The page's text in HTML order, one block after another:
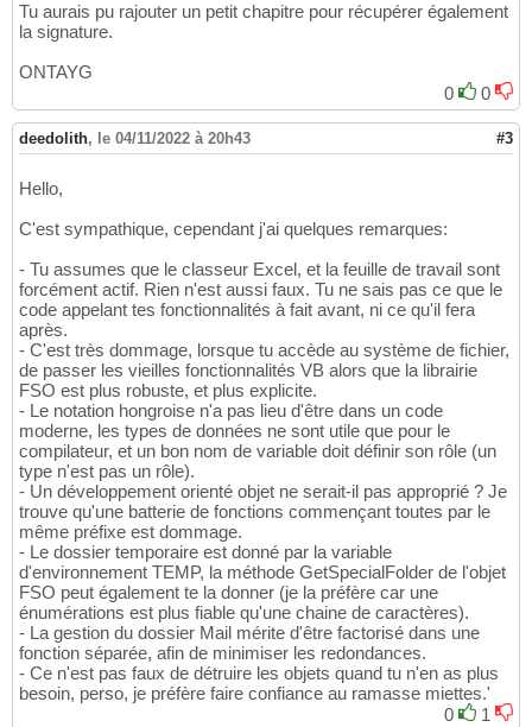
Tu aurais pu rajouter un petit chapitre pour récupérer également
la signature.
ONTAYG
0
0
deedolith, le 04/11/2022 à 20h43 #3
Hello,
C'est sympathique, cependant j'ai quelques remarques:
- Tu assumes que le classeur Excel, et la feuille de travail sont
forcément actif. Rien n'est aussi faux. Tu ne sais pas ce que le
code appelant tes fonctionnalités à fait avant, ni ce qu'il fera
après.
- C'est très dommage, lorsque tu accède au système de fichier,
de passer les vieilles fonctionnalités VB alors que la librairie
FSO est plus robuste, et plus explicite.
- Le notation hongroise n'a pas lieu d'être dans un code
moderne, les types de données ne sont utile que pour le
compilateur, et un bon nom de variable doit définir son rôle (un
type n'est pas un rôle).
- Un développement orienté objet ne serait-il pas approprié ? Je
trouve qu'une batterie de fonctions commençant toutes par le
même préfixe est dommage.
- Le dossier temporaire est donné par la variable
d'environnement TEMP, la méthode GetSpecialFolder de l'objet
FSO peut également te la donner (je la préfère car une
énumérations est plus fiable qu'une chaine de caractères).
- La gestion du dossier Mail mérite d'être factorisé dans une
fonction séparée, afin de minimiser les redondances.
- Ce n'est pas faux de détruire les objets quand tu n'en as plus
besoin, perso, je préfère faire confiance au ramasse miettes.'
0
1